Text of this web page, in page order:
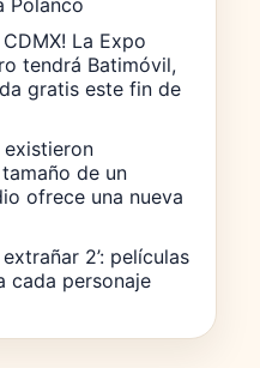
La Expo
tendrá Batimóvil,
gratis este fin de
existieron
de un
ofrece una nueva
2’: películas
cada personaje